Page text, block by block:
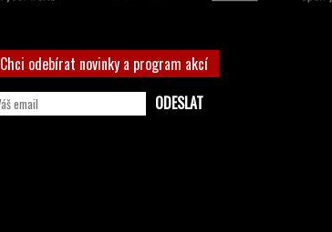
Chci odebírat novinky a program akcí